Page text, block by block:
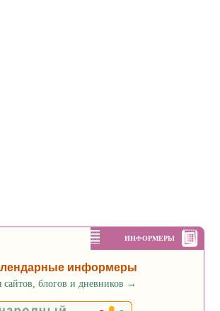
ИНФОРМЕРЫ
информеры
сайтов, блогов и дневников →